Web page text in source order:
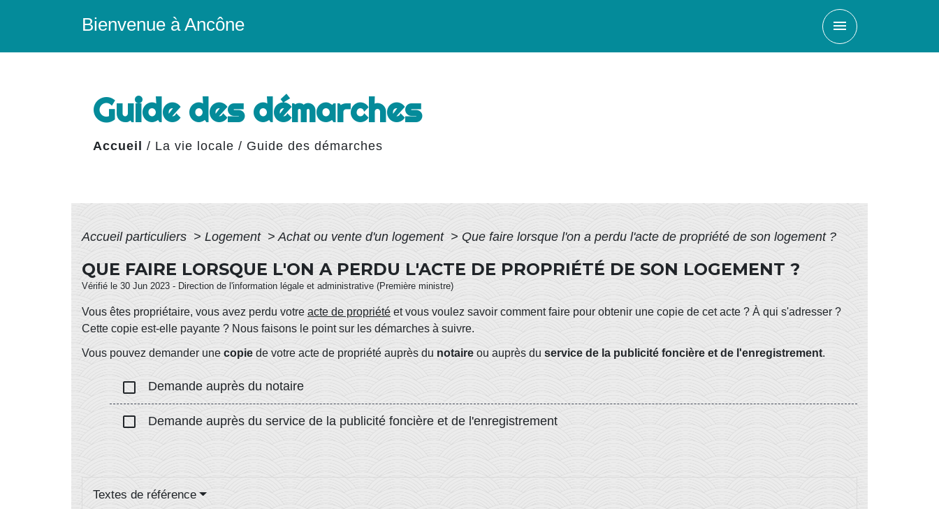
Bienvenue à Ancône menu
Guide des démarches
Accueil / La vie locale / Guide des démarches
Accueil particuliers > Logement > Achat ou vente d'un logement > Que faire lorsque l'on a perdu l'acte de propriété de son logement ?
QUE FAIRE LORSQUE L'ON A PERDU L'ACTE DE PROPRIÉTÉ DE SON LOGEMENT ?
Vérifié le 30 Jun 2023 - Direction de l'information légale et administrative (Première ministre)
Vous êtes propriétaire, vous avez perdu votre acte de propriété et vous voulez savoir comment faire pour obtenir une copie de cet acte ? À qui s'adresser ?
Cette copie est-elle payante ? Nous faisons le point sur les démarches à suivre.
Vous pouvez demander une copie de votre acte de propriété auprès du notaire ou auprès du service de la publicité foncière et de l'enregistrement.
check_box_outline_blank Demande auprès du notaire
check_box_outline_blank Demande auprès du service de la publicité foncière et de l'enregistrement
Textes de référence